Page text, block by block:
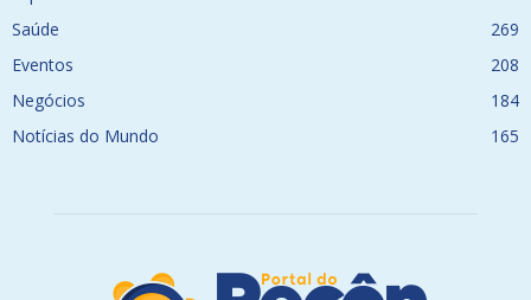
Saúde
269
Eventos
208
Negócios
184
Notícias do Mundo
165